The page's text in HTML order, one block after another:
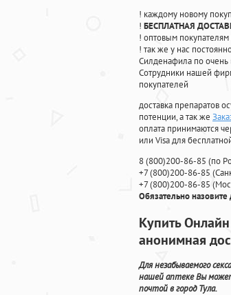
! каждому новому
! БЕСПЛАТНАЯ
! оптовым
! так же у нас
Силденафила по
Cотрудники нашей
покупателей
доставка препаратов
потенции, а так же
оплата принимаются
или Visa для
8(800)200-86-85 (по
+7(800)200-86-85 (
+7(800)200-86-85 (
Обязательно
Купить
анонимная
Для незабываемого
нашей аптеке Вы
почтой в город Тула.